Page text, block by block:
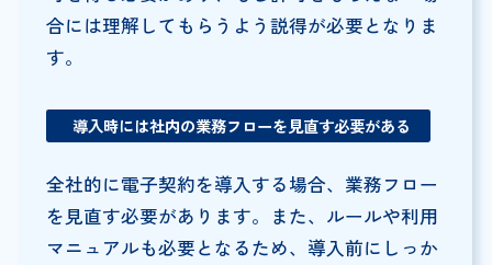
合には理解してもらうよう説得が必要となりま
す。
導入時には社内の業務フローを見直す必要がある
全社的に電子契約を導入する場合、業務フロー
を見直す必要があります。また、ルールや利用
マニュアルも必要となるため、導入前にしっか